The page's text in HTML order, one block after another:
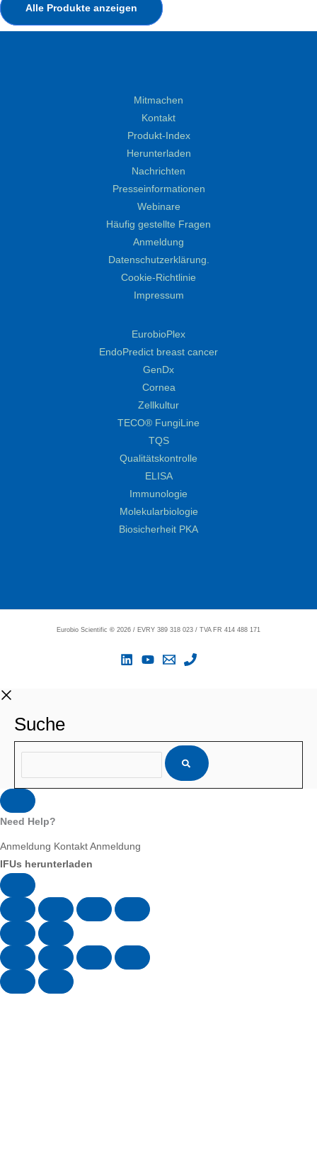
Alle Produkte anzeigen
Mitmachen
Kontakt
Produkt-Index
Herunterladen
Nachrichten
Presseinformationen
Webinare
Häufig gestellte Fragen
Anmeldung
Datenschutzerklärung.
Cookie-Richtlinie
Impressum
EurobioPlex
EndoPredict breast cancer
GenDx
Cornea
Zellkultur
TECO® FungiLine
TQS
Qualitätskontrolle
ELISA
Immunologie
Molekularbiologie
Biosicherheit PKA
Eurobio Scientific © 2026 / EVRY 389 318 023 / TVA FR 414 488 171
Suche
Need Help?
Anmeldung Kontakt Anmeldung
IFUs herunterladen